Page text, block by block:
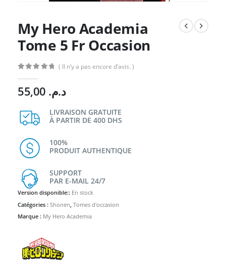
My Hero Academia
Tome 5 Fr Occasion
( Il n’y a pas encore d’avis. )
د.م.
LIVRAISON GRATUITE
À PARTIR DE 400 DHS
100%
PRODUIT AUTHENTIQUE
SUPPORT
PAR E-MAIL 24/7
Version disponible:: En stock
Catégories : Shonen Tomes d'occasion
Marque : My Hero Academia